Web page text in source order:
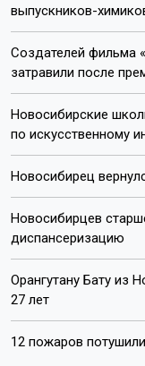
выпускников-
Создателей фильма
затравили после
Новосибирские
по искусственному
Новосибирец
Новосибирцев
диспансеризацию
Орангутану Бату из
27 лет
12 пожаров